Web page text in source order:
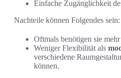
Einfache Zugänglichkeit
Nachteile können Folgendes sein:
Oftmals benötigen sie
Weniger Flexibilität als
verschiedene
können.